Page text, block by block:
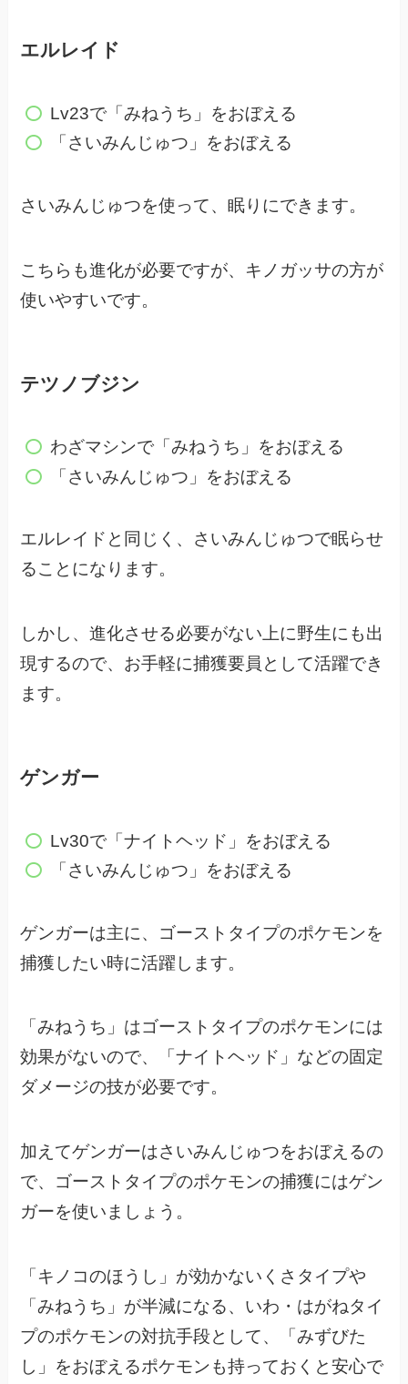
エルレイド
Lv23で「みねうち」をおぼえる
「さいみんじゅつ」をおぼえる
さいみんじゅつを使って、眠りにできます。
こちらも進化が必要ですが、キノガッサの方が
使いやすいです。
テツノブジン
わざマシンで「みねうち」をおぼえる
「さいみんじゅつ」をおぼえる
エルレイドと同じく、さいみんじゅつで眠らせ
ることになります。
しかし、進化させる必要がない上に野生にも出
現するので、 お手軽に捕獲要員として活躍でき
ます。
ゲンガー
Lv30で「ナイトヘッド」をおぼえる
「さいみんじゅつ」をおぼえる
ゲンガーは主に、ゴーストタイプのポケモンを
捕獲したい時に活躍します。
「みねうち」はゴーストタイプのポケモンには
効果がないので、
「ナイトヘッド」などの固定
ダメージの技が必要です。
加えてゲンガーはさいみんじゅつをおぼえるの
で、 ゴーストタイプのポケモンの捕獲にはゲン
ガーを使いましょう。
「キノコのほうし」が効かないくさタイプや
「みねうち」が半減になる、 いわ・はがねタイ
プのポケモンの対抗手段として、
「みずびた
し」をおぼえるポケモンも持っておくと安心で